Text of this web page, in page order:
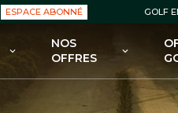
ESPACE ABONNÉ GOLF
NOS
OFFRES
NOS OFFRES : GREEN